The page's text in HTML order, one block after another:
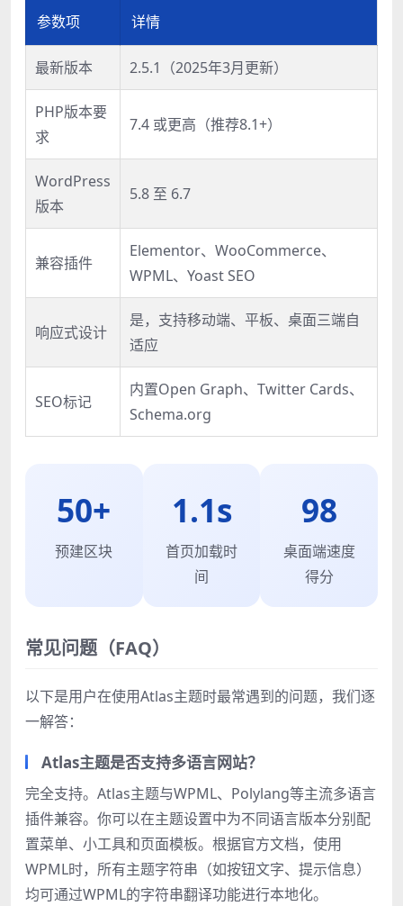
参数项 详情
最新版本 2.5.1（2025年3月更新）
PHP版本要
求
7.4 或更高（推荐8.1+）
WordPress
版本
5.8 至 6.7
兼容插件
Elementor、WooCommerce、
WPML、Yoast SEO
响应式设计
是，支持移动端、平板、桌面三端自
适应
SEO标记
内置Open Graph、Twitter Cards、
Schema.org
50+
预建区块
1.1s
首页加载时
间
98
桌面端速度
得分
常见问题（FAQ）
以下是用户在使用Atlas主题时最常遇到的问题，我们逐
一解答：
Atlas主题是否支持多语言网站？
完全支持。Atlas主题与WPML、Polylang等主流多语言
插件兼容。你可以在主题设置中为不同语言版本分别配
置菜单、小工具和页面模板。根据官方文档，使用
WPML时，所有主题字符串（如按钮文字、提示信息）
均可通过WPML的字符串翻译功能进行本地化。